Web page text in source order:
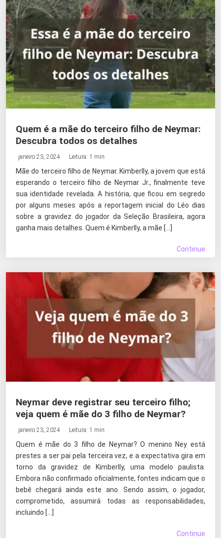
Quem é a mãe do terceiro filho de Neymar:
Descubra todos os detalhes
janeiro 23, 2024 Leitura: 1 min
Mãe do terceiro filho de Neymar. Kimberlly, a jovem que está
esperando o terceiro filho de Neymar Jr., finalmente teve
sua identidade revelada. A história, que ficou em segredo
por alguns meses após a reportagem inicial do Léo dias
sobre a gravidez do jogador da Seleção Brasileira, agora
ganha mais detalhes. Quem é Kimberlly, a mãe […]
Continue
Neymar deve registrar seu terceiro filho;
veja quem é mãe do 3 filho de Neymar?
janeiro 23, 2024 Leitura: 1 min
Quem é mãe do 3 filho de Neymar? O menino Ney está
prestes a ser pai pela terceira vez, e a expectativa gira em
torno da gravidez de Kimberlly, uma modelo paulista.
Embora não confirmado oficialmente, fontes indicam que o
bebê chegará ainda este ano. Sendo assim, o jogador,
comprometido, assumirá todas as responsabilidades,
incluindo […]
Continue